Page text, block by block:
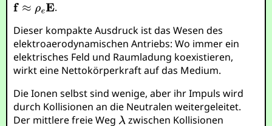
.
Dieser kompakte Ausdruck ist das Wesen des
elektroaerodynamischen Antriebs: Wo immer ein
elektrisches Feld und Raumladung koexistieren,
wirkt eine Nettokörperkraft auf das Medium.
Die Ionen selbst sind wenige, aber ihr Impuls wird
durch Kollisionen an die Neutralen weitergeleitet.
Der mittlere freie Weg
zwischen Kollisionen